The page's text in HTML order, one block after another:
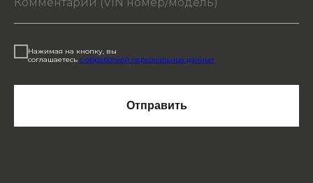
Нажимая на кнопку, вы
соглашаетесь с обработкой персональных данных
Отправить